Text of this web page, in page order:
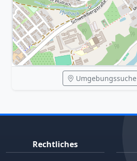
Umgebungssuche
Rechtliches